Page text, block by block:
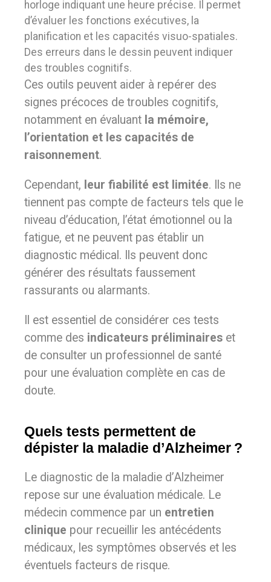
horloge indiquant une heure précise. Il permet
d’évaluer les fonctions exécutives, la
planification et les capacités visuo-spatiales.
Des erreurs dans le dessin peuvent indiquer
des troubles cognitifs.
Ces outils peuvent aider à repérer des
signes précoces de troubles cognitifs,
notamment en évaluant la mémoire,
l’orientation et les capacités de
raisonnement.
Cependant, leur fiabilité est limitée. Ils ne
tiennent pas compte de facteurs tels que le
niveau d’éducation, l’état émotionnel ou la
fatigue, et ne peuvent pas établir un
diagnostic médical. Ils peuvent donc
générer des résultats faussement
rassurants ou alarmants.
Il est essentiel de considérer ces tests
comme des indicateurs préliminaires et
de consulter un professionnel de santé
pour une évaluation complète en cas de
doute.
Quels tests permettent de
dépister la maladie d’Alzheimer ?
Le diagnostic de la maladie d’Alzheimer
repose sur une évaluation médicale. Le
médecin commence par un entretien
clinique pour recueillir les antécédents
médicaux, les symptômes observés et les
éventuels facteurs de risque.